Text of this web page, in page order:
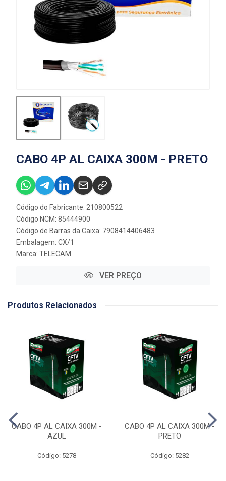
CABO 4P AL CAIXA 300M - PRETO
Código do Fabricante: 210800522
Código NCM: 85444900
Código de Barras da Caixa: 7908414406483
Embalagem: CX/1
Marca: TELECAM
VER PREÇO
Produtos Relacionados
CABO 4P AL CAIXA 300M -
AZUL
Código: 5278
CABO 4P AL CAIXA 300M -
PRETO
Código: 5282